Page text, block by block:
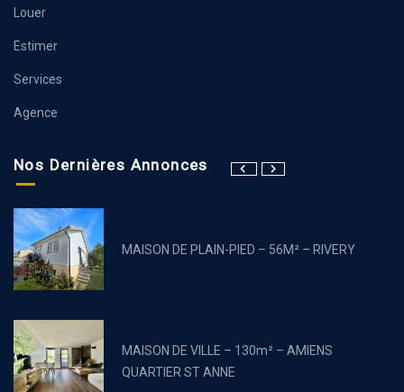
Louer
Estimer
Services
Agence
Nos Dernières Annonces
MAISON DE PLAIN-PIED – 56M² – RIVERY
MAISON DE VILLE – 130m² – AMIENS
QUARTIER ST ANNE